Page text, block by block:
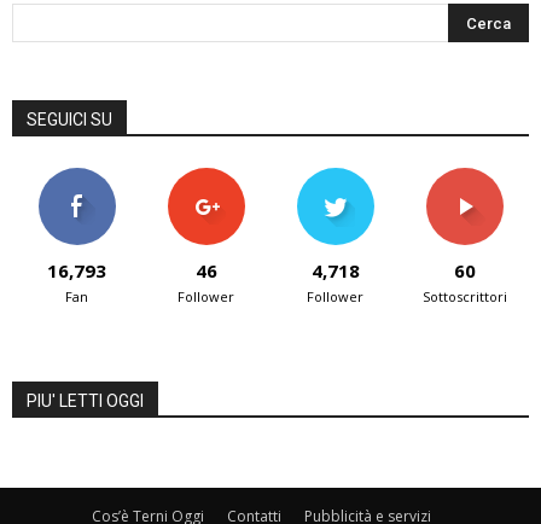
SEGUICI SU
16,793
Fan
46
Follower
4,718
Follower
60
Sottoscrittori
PIU' LETTI OGGI
Cos’è Terni Oggi Contatti Pubblicità e servizi